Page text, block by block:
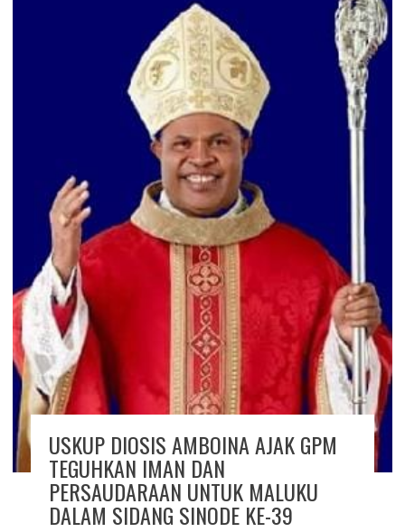
USKUP DIOSIS AMBOINA AJAK GPM
TEGUHKAN IMAN DAN
PERSAUDARAAN UNTUK MALUKU
DALAM SIDANG SINODE KE-39